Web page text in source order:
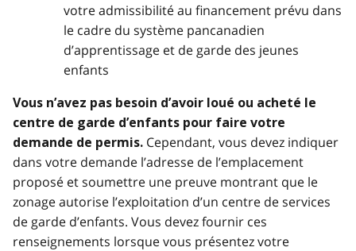
votre admissibilité au financement prévu dans
le cadre du système pancanadien
d’apprentissage et de garde des jeunes
enfants
Vous n’avez pas besoin d’avoir loué ou acheté le
centre de garde d’enfants pour faire votre
demande de permis. Cependant, vous devez indiquer
dans votre demande l’adresse de l’emplacement
proposé et soumettre une preuve montrant que le
zonage autorise l’exploitation d’un centre de services
de garde d’enfants. Vous devez fournir ces
renseignements lorsque vous présentez votre